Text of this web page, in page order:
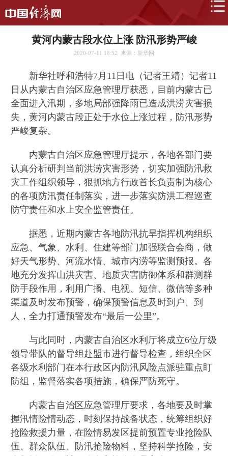
黄河内蒙古段水位上涨 防汛形势严峻
2020-07-11 18:52 来源：新华网
新华社呼和浩特7月11日电（记者王靖）记者11
日从内蒙古自治区应急管理厅获悉，目前内蒙古已
全面进入汛期，多地局部强降雨已造成洪涝灾害损
失，黄河内蒙古段正处于水位上涨过程，防汛形势
严峻复杂。
内蒙古自治区应急管理厅提示，各地各部门要
认真分析研判当前洪涝灾害形势，切实加强防汛救
灾工作组织领导，狠抓地方行政首长负责制为核心
的各项防汛责任制落实，进一步落实防洪工程巡查
防守责任和水上安全监管责任。
据悉，近期内蒙古各地防汛抗旱指挥机构组织
应急、气象、水利、住建等部门加强联合会商，做
好天气形势、河流水情、城市内涝等监测预报。各
地充分发挥山洪灾害、地质灾害防御体系和群测群
防手段作用，利用广播、电视、短信、微信等多种
渠道及时发布预警，确保预警信息及时到户、到
人，全力打通预警发布“最后一公里”。
与此同时，内蒙古自治区水利厅将成立6位厅级
领导带队的督导组赴盟市进行督导检查，组织全区
各级水利部门在本行政区内防汛风险点派驻重点盯
防组，监督落实各项措施，确保严防死守。
内蒙古自治区应急管理厅要求，各地要及时掌
握汛情险情动态，时刻保持战备状态，统筹组织好
抢险救援力量，在险情易发区提前预置专业抢险队
伍、群众队伍、防汛抢险物料，坚持科学抢险，安